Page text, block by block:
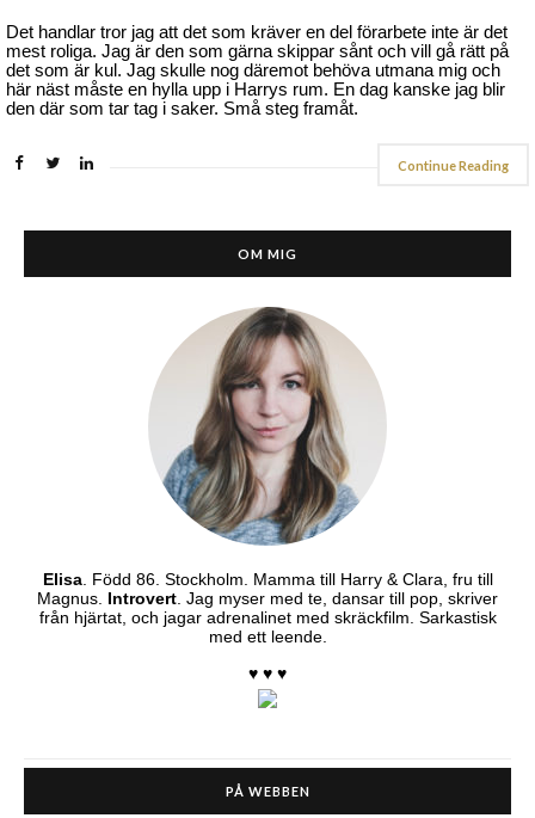
Det handlar tror jag att det som kräver en del förarbete inte är det
mest roliga. Jag är den som gärna skippar sånt och vill gå rätt på
det som är kul. Jag skulle nog däremot behöva utmana mig och
här näst måste en hylla upp i Harrys rum. En dag kanske jag blir
den där som tar tag i saker. Små steg framåt.
Continue Reading
OM MIG
Elisa. Född 86. Stockholm. Mamma till Harry & Clara, fru till
Magnus. Introvert . Jag myser med te, dansar till pop, skriver
från hjärtat, och jagar adrenalinet med skräckfilm. Sarkastisk
med ett leende.
♥ ♥ ♥
PÅ WEBBEN